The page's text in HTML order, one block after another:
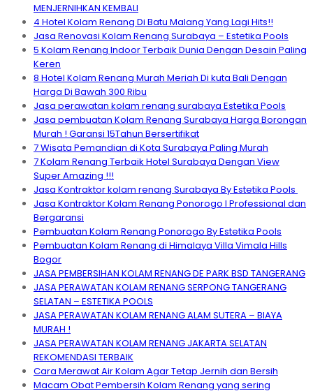
MENJERNIHKAN KEMBALI
4 Hotel Kolam Renang Di Batu Malang Yang Lagi Hits!!
Jasa Renovasi Kolam Renang Surabaya – Estetika Pools
5 Kolam Renang Indoor Terbaik Dunia Dengan Desain Paling
Keren
8 Hotel Kolam Renang Murah Meriah Di kuta Bali Dengan
Harga Di Bawah 300 Ribu
Jasa perawatan kolam renang surabaya Estetika Pools
Jasa pembuatan Kolam Renang Surabaya Harga Borongan
Murah ! Garansi 15Tahun Bersertifikat
7 Wisata Pemandian di Kota Surabaya Paling Murah
7 Kolam Renang Terbaik Hotel Surabaya Dengan View
Super Amazing !!!
Jasa Kontraktor kolam renang Surabaya By Estetika Pools
Jasa Kontraktor Kolam Renang Ponorogo I Professional dan
Bergaransi
Pembuatan Kolam Renang Ponorogo By Estetika Pools
Pembuatan Kolam Renang di Himalaya Villa Vimala Hills
Bogor
JASA PEMBERSIHAN KOLAM RENANG DE PARK BSD TANGERANG
JASA PERAWATAN KOLAM RENANG SERPONG TANGERANG
SELATAN – ESTETIKA POOLS
JASA PERAWATAN KOLAM RENANG ALAM SUTERA – BIAYA
MURAH !
JASA PERAWATAN KOLAM RENANG JAKARTA SELATAN
REKOMENDASI TERBAIK
Cara Merawat Air Kolam Agar Tetap Jernih dan Bersih
Macam Obat Pembersih Kolam Renang yang sering